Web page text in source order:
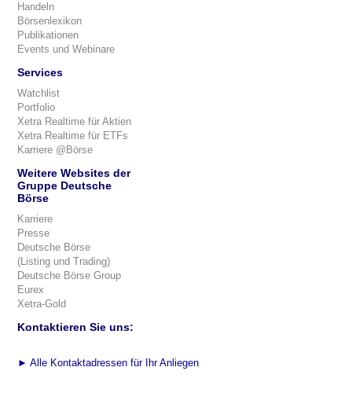
Handeln
Börsenlexikon
Publikationen
Events und Webinare
Services
Watchlist
Portfolio
Xetra Realtime für Aktien
Xetra Realtime für ETFs
Karriere @Börse
Weitere Websites der
Gruppe Deutsche
Börse
Karriere
Presse
Deutsche Börse
(Listing und Trading)
Deutsche Börse Group
Eurex
Xetra-Gold
Kontaktieren Sie uns:
► Alle Kontaktadressen für Ihr Anliegen